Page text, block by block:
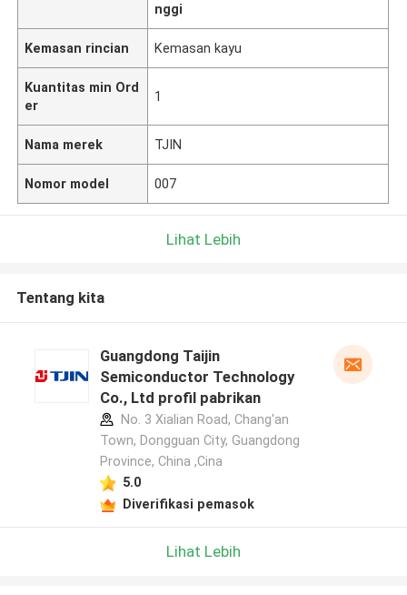
nggi
Kemasan rincian Kemasan kayu
Kuantitas min Ord
er
1
Nama merek TJIN
Nomor model 007
Lihat Lebih
Tentang kita
Guangdong Taijin
Semiconductor Technology
Co., Ltd profil pabrikan
No. 3 Xialian Road, Chang'an
Town, Dongguan City, Guangdong
Province, China ,Cina
5.0
Diverifikasi pemasok
Lihat Lebih